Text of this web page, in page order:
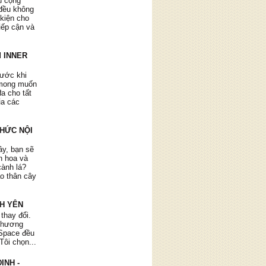
uống
vậy,
ra rất
cuộc
không
cho
cận và
INNER
khi
muốn
cho tất
các
NỘI
bạn sẽ
hoa và
lá?
thân cây
YÊN
đổi.
đều
chọn...
-